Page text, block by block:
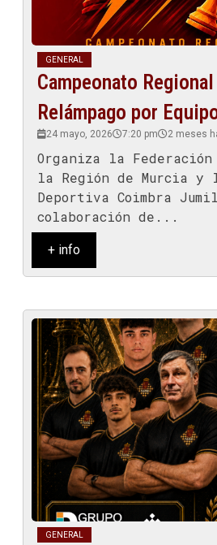
GENERAL
Campeonato
Relámpago por
24 mayo, 2026 7:20 pm 2 meses
Organiza la
la Región de Murcia y
Deportiva Coimbra
colaboración de...
+ info
GENERAL